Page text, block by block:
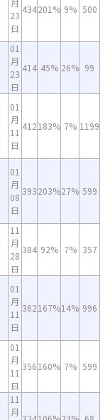
月
23
日
434201% 9% 500
01
月
23
日
414 45% 26% 99
01
月
11
日
412183% 7% 1199
01
月
08
日
393203%27% 599
11
月
28
日
384 92% 7% 357
01
月
11
日
362167%14% 996
01
月
11
日
356160% 7% 599
11
月